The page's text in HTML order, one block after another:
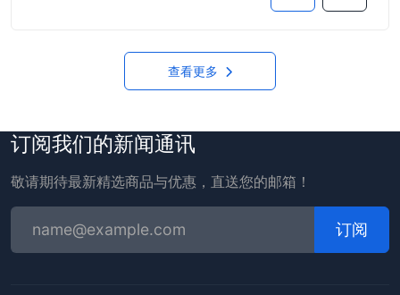
查看更多
订阅我们的新闻通讯
敬请期待最新精选商品与优惠，直送您的邮箱！
订阅